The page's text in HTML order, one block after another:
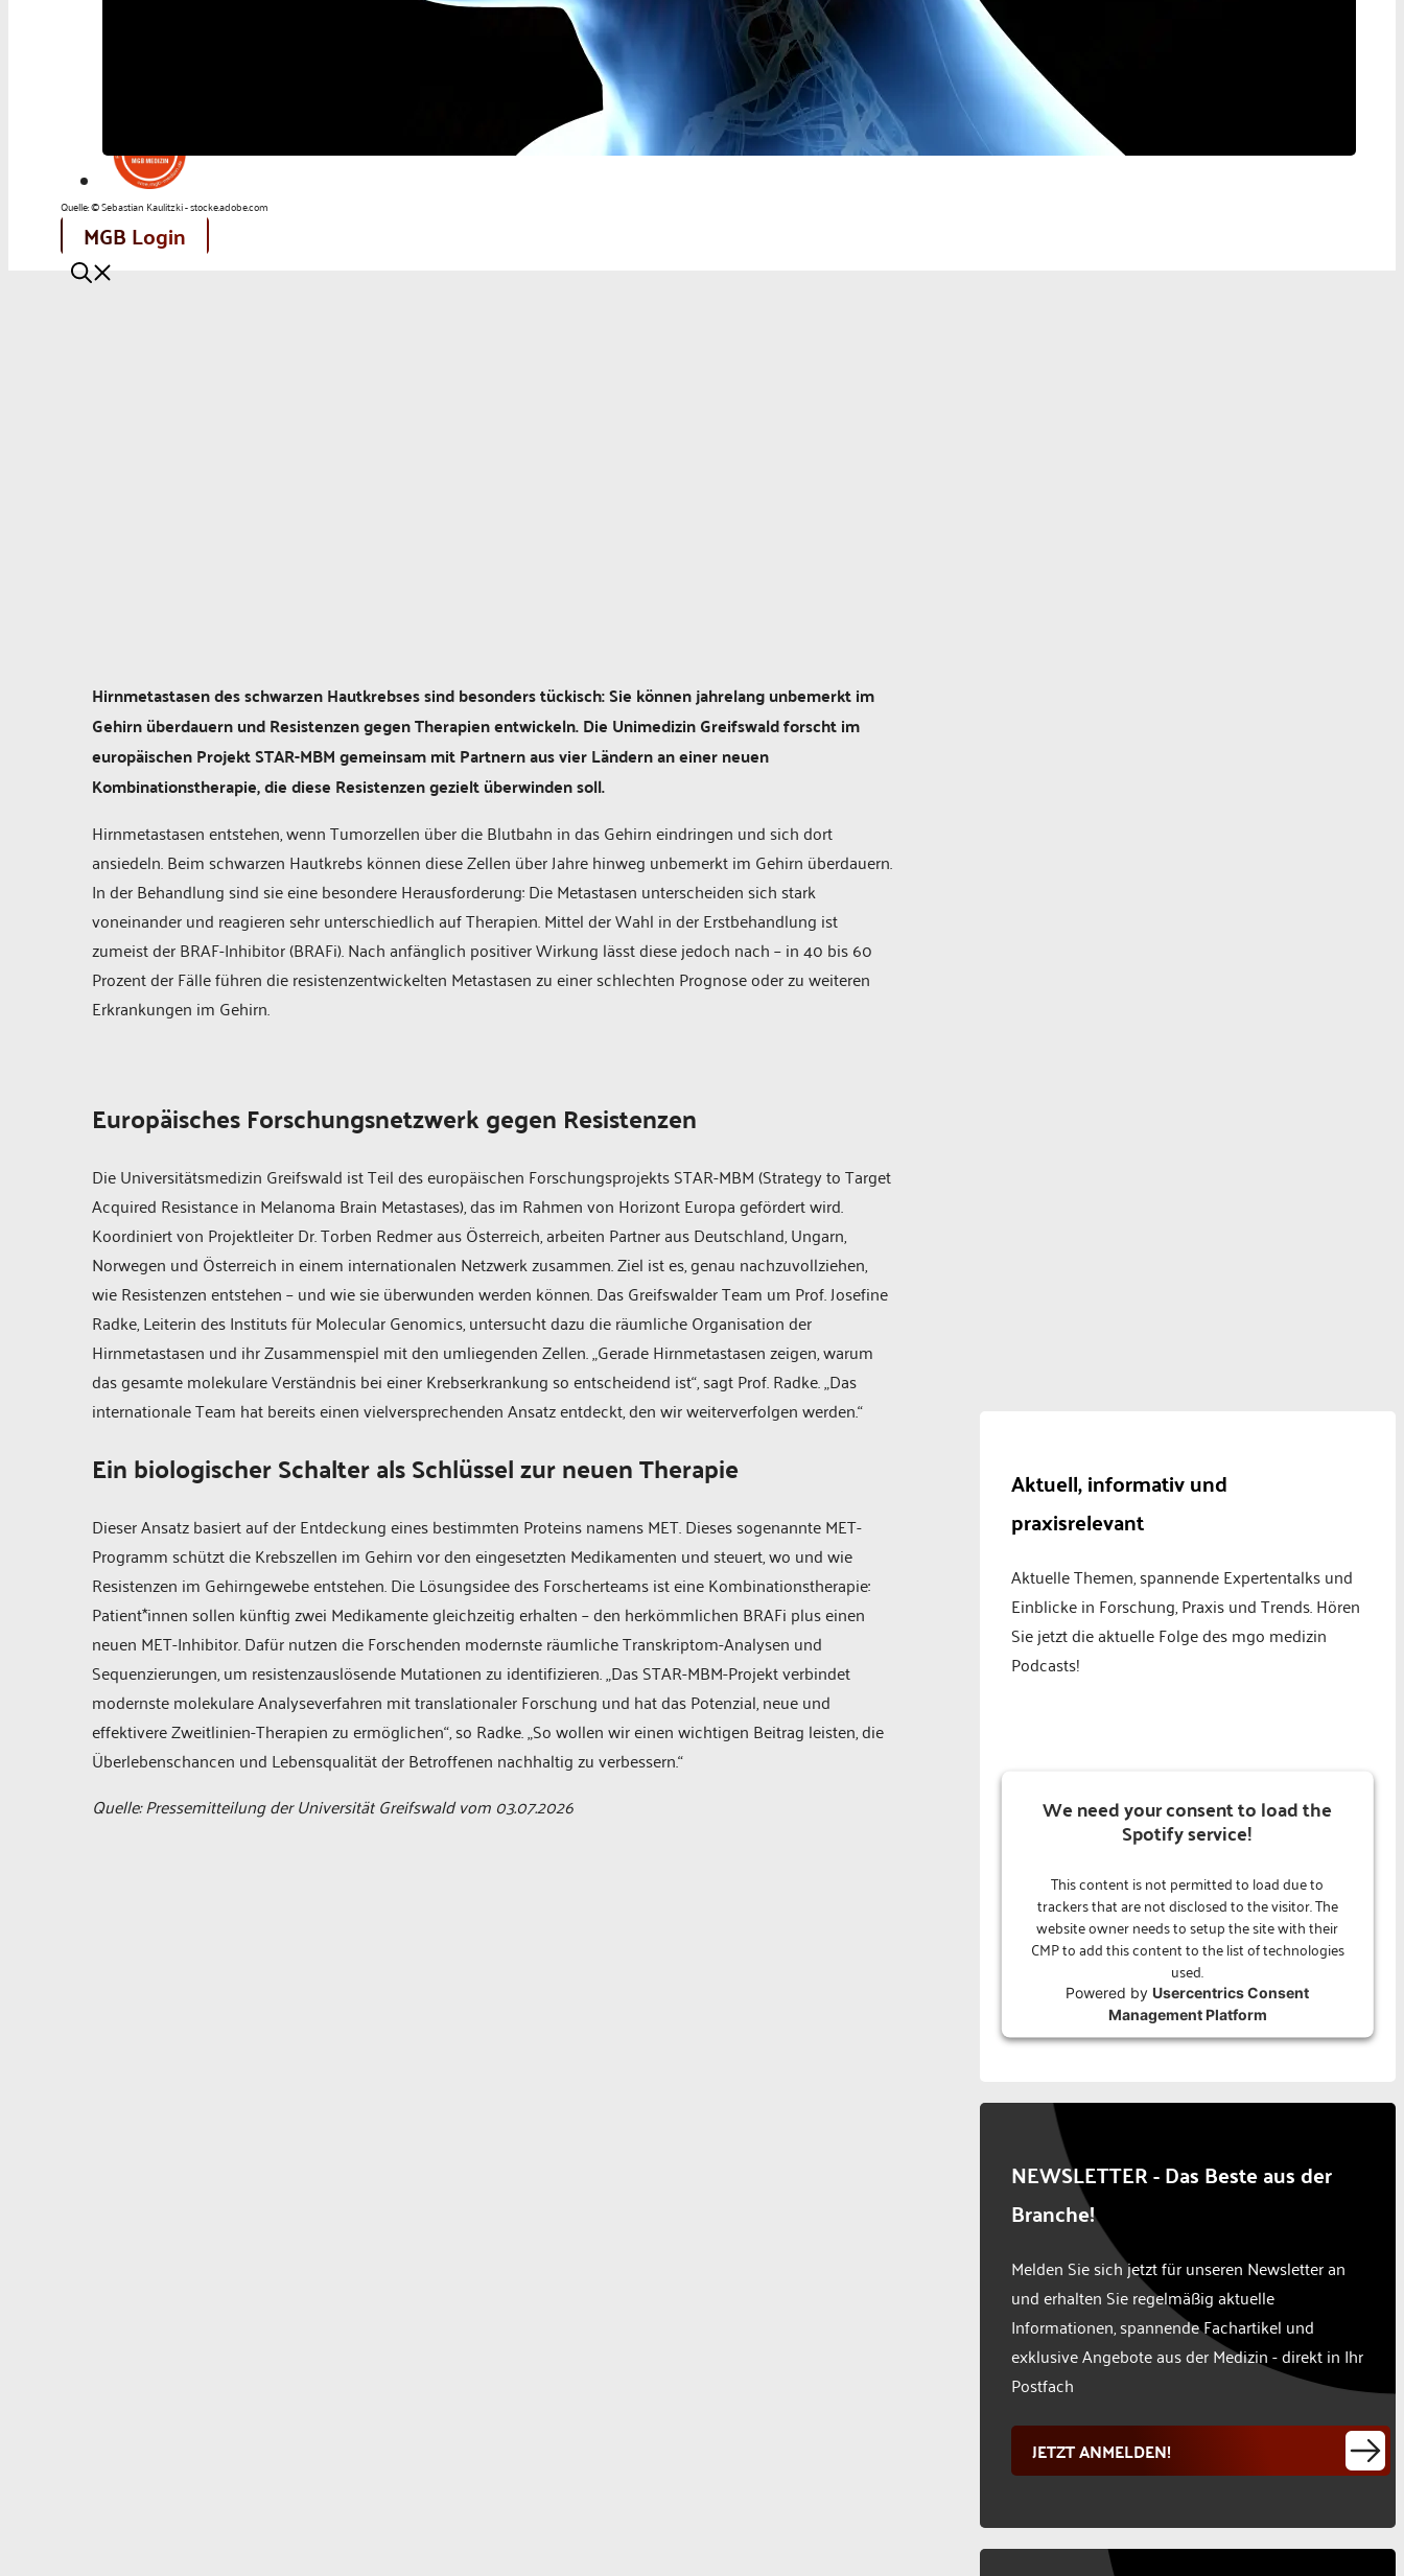
MGB Login
Quelle: © Sebastian Kaulitzki - stocke.adobe.com
Hirnmetastasen des schwarzen Hautkrebses sind besonders tückisch: Sie können jahrelang unbemerkt im
Gehirn überdauern und Resistenzen gegen Therapien entwickeln. Die Unimedizin Greifswald forscht im
europäischen Projekt STAR-MBM gemeinsam mit Partnern aus vier Ländern an einer neuen
Kombinationstherapie, die diese Resistenzen gezielt überwinden soll.
Hirnmetastasen entstehen, wenn Tumorzellen über die Blutbahn in das Gehirn eindringen und sich dort
ansiedeln. Beim schwarzen Hautkrebs können diese Zellen über Jahre hinweg unbemerkt im Gehirn überdauern.
In der Behandlung sind sie eine besondere Herausforderung: Die Metastasen unterscheiden sich stark
voneinander und reagieren sehr unterschiedlich auf Therapien. Mittel der Wahl in der Erstbehandlung ist
zumeist der BRAF-Inhibitor (BRAFi). Nach anfänglich positiver Wirkung lässt diese jedoch nach – in 40 bis 60
Prozent der Fälle führen die resistenzentwickelten Metastasen zu einer schlechten Prognose oder zu weiteren
Erkrankungen im Gehirn.
Europäisches Forschungsnetzwerk gegen Resistenzen
Die Universitätsmedizin Greifswald ist Teil des europäischen Forschungsprojekts STAR-MBM (Strategy to Target
Acquired Resistance in Melanoma Brain Metastases), das im Rahmen von Horizont Europa gefördert wird.
Koordiniert von Projektleiter Dr. Torben Redmer aus Österreich, arbeiten Partner aus Deutschland, Ungarn,
Norwegen und Österreich in einem internationalen Netzwerk zusammen. Ziel ist es, genau nachzuvollziehen,
wie Resistenzen entstehen – und wie sie überwunden werden können. Das Greifswalder Team um Prof. Josefine
Radke, Leiterin des Instituts für Molecular Genomics, untersucht dazu die räumliche Organisation der
Hirnmetastasen und ihr Zusammenspiel mit den umliegenden Zellen. „Gerade Hirnmetastasen zeigen, warum
das gesamte molekulare Verständnis bei einer Krebserkrankung so entscheidend ist“, sagt Prof. Radke. „Das
internationale Team hat bereits einen vielversprechenden Ansatz entdeckt, den wir weiterverfolgen werden.“
Ein biologischer Schalter als Schlüssel zur neuen Therapie
Dieser Ansatz basiert auf der Entdeckung eines bestimmten Proteins namens MET. Dieses sogenannte MET-
Programm schützt die Krebszellen im Gehirn vor den eingesetzten Medikamenten und steuert, wo und wie
Resistenzen im Gehirngewebe entstehen. Die Lösungsidee des Forscherteams ist eine Kombinationstherapie:
Patient*innen sollen künftig zwei Medikamente gleichzeitig erhalten – den herkömmlichen BRAFi plus einen
neuen MET-Inhibitor. Dafür nutzen die Forschenden modernste räumliche Transkriptom-Analysen und
Sequenzierungen, um resistenzauslösende Mutationen zu identifizieren. „Das STAR-MBM-Projekt verbindet
modernste molekulare Analyseverfahren mit translationaler Forschung und hat das Potenzial, neue und
effektivere Zweitlinien-Therapien zu ermöglichen“, so Radke. „So wollen wir einen wichtigen Beitrag leisten, die
Überlebenschancen und Lebensqualität der Betroffenen nachhaltig zu verbessern.“
Quelle: Pressemitteilung der Universität Greifswald vom 03.07.2026
Aktuell, informativ und
praxisrelevant
Aktuelle Themen, spannende Expertentalks und
Einblicke in Forschung, Praxis und Trends. Hören
Sie jetzt die aktuelle Folge des mgo medizin
Podcasts!
We need your consent to load the
Spotify service!
This content is not permitted to load due to
trackers that are not disclosed to the visitor. The
website owner needs to setup the site with their
CMP to add this content to the list of technologies
used.
Powered byUsercentrics Consent
Management Platform
NEWSLETTER - Das Beste aus der
Branche!
Melden Sie sich jetzt für unseren Newsletter an
und erhalten Sie regelmäßig aktuelle
Informationen, spannende Fachartikel und
exklusive Angebote aus der Medizin - direkt in Ihr
Postfach
JETZT ANMELDEN!